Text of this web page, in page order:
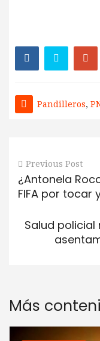
Pandilleros,
Previous Post
¿Antonela
FIFA por tocar
Salud
Más